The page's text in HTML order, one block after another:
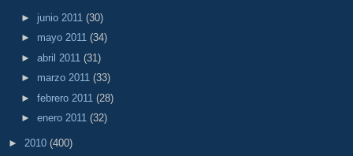
► junio 2011 (30)
► mayo 2011 (34)
► abril 2011 (31)
► marzo 2011 (33)
► febrero 2011 (28)
► enero 2011 (32)
► 2010 (400)